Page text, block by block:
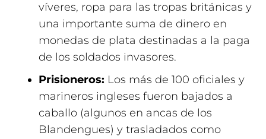
víveres, ropa para las tropas británicas y
una importante suma de dinero en
monedas de plata destinadas a la paga
de los soldados invasores.
Prisioneros: Los más de 100 oficiales y
marineros ingleses fueron bajados a
caballo (algunos en ancas de los
Blandengues) y trasladados como